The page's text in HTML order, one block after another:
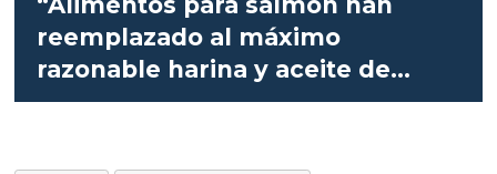
reemplazado al máximo
razonable harina y aceite de
pescado”